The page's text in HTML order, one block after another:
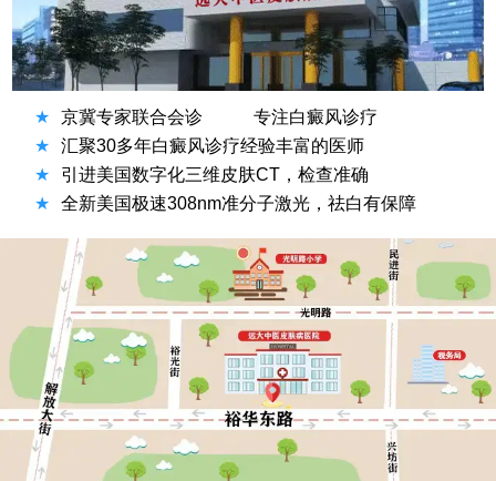
★ 京冀专家联合会诊
专注白癜风诊疗
★
汇聚30多年白癜风诊疗经验丰富的医师
★
引进美国数字化三维皮肤CT，检查准确
★
全新美国极速308nm准分子激光，祛白有保障